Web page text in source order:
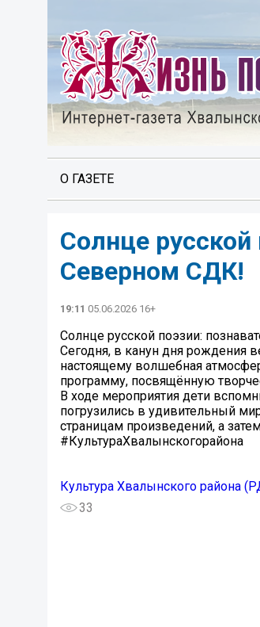
О ГАЗЕТЕ
Солнце
Северном СДК!
19:11 05.06.2026 16+
Солнце русской поэзии:
Сегодня, в канун дня рождения
настоящему волшебная
программу, посвящённую
В ходе мероприятия дети
погрузились в удивительный
страницам произведений, а
#КультураХвалынскогорайона
Культура Хвалынского района
33